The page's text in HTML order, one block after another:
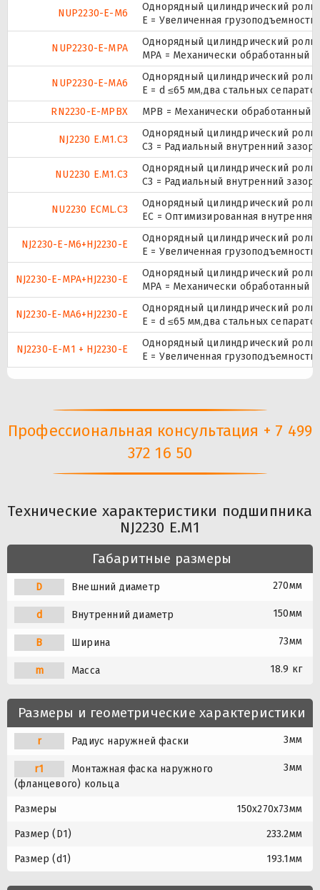
NUP2230-E-M6
Однорядный цилиндрический
E = Увеличенная
NUP2230-E-MPA
Однорядный цилиндрический
MPA = Механически обработанный
NUP2230-E-MA6
Однорядный цилиндрический
E = d ≤65 мм,два стальных
RN2230-E-MPBX
MPB = Механически обработанный
NJ2230 E.M1.C3
Однорядный цилиндрический
C3 = Радиальный внутренний
NU2230 E.M1.C3
Однорядный цилиндрический
C3 = Радиальный внутренний
NU2230 ECML.C3
Однорядный цилиндрический
EC = Оптимизированная
NJ2230-E-M6+HJ2230-E
Однорядный цилиндрический
E = Увеличенная
NJ2230-E-MPA+HJ2230-E
Однорядный цилиндрический
MPA = Механически обработанный
NJ2230-E-MA6+HJ2230-E
Однорядный цилиндрический
E = d ≤65 мм,два стальных
NJ2230-E-M1 + HJ2230-E
Однорядный цилиндрический
E = Увеличенная
Профессиональная консультация + 7 499
372 16 50
Технические характеристики подшипника
NJ2230 E.M1
Габаритные размеры
D Внешний диаметр 270мм
d Внутренний диаметр 150мм
B Ширина 73мм
m Масса 18.9 кг
Размеры и геометрические характеристики
r Радиус наружней фаски 3мм
r1
Монтажная фаска наружного
(фланцевого) кольца
3мм
Размеры 150x270x73мм
Размер (D1) 233.2мм
Размер (d1) 193.1мм